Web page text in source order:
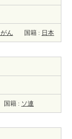
ん 国籍 : 日本
国籍 : ソ連